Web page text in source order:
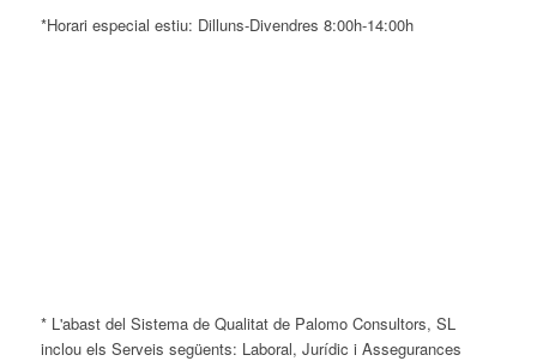
*Horari especial estiu: Dilluns-Divendres 8:00h-14:00h
* L'abast del Sistema de Qualitat de Palomo Consultors, SL
inclou els Serveis següents: Laboral, Jurídic i Assegurances